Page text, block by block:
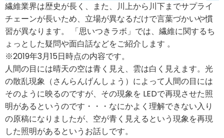
繊維業界は歴史が長く、また、川上から川下までサプライ
チェーンが長いため、立場が異なるだけで言葉づかいや慣
習が異なります。 「思いつきラボ」では、繊維に関するち
ょっとした疑問や面白話などをご紹介します 。
※2019年3月15日時点の内容です。
人間の目には晴天の空は青く見え、雲は白く見えます。光
の散乱現象（さんらんげんしょう）によって人間の目には
そのように映るのですが、その現象を LEDで再現させた照
明があるというのです・・・なにかよく理解できない入り
の原稿になりましたが、空が青く見えるという現象を再現
した照明があるというお話しです。